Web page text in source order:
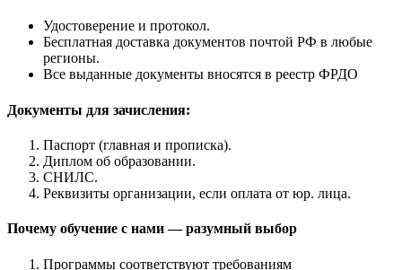
Удостоверение и протокол.
Бесплатная доставка документов почтой РФ в любые
регионы.
Все выданные документы вносятся в реестр ФРДО
Документы для зачисления:
Паспорт (главная и прописка).
Диплом об образовании.
СНИЛС.
Реквизиты организации, если оплата от юр. лица.
Почему обучение с нами — разумный выбор
Программы соответствуют требованиям